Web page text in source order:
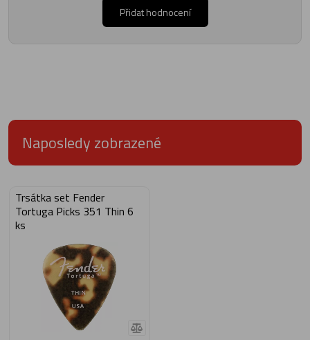
Přidat hodnocení
Naposledy zobrazené
Trsátka set Fender
Tortuga Picks 351 Thin 6
ks